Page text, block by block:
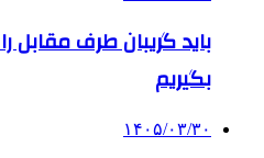
باید گریبان طرف مقابل
بگیریم
۱۴۰۵/۰۳/۳۰